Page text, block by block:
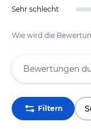
Sehr schlecht
Wie wird die
Filtern